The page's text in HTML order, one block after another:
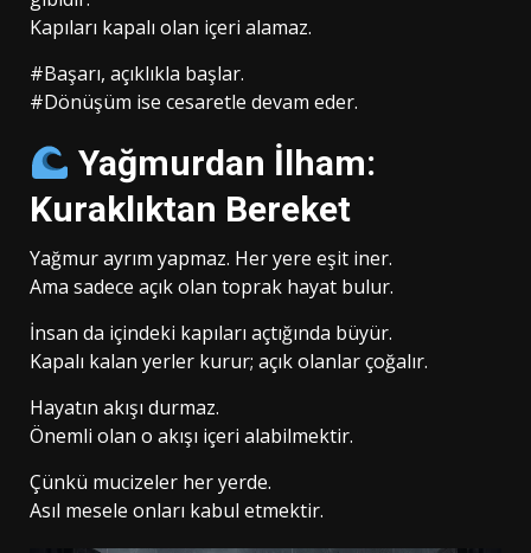
Kapıları kapalı olan içeri alamaz.
#Başarı, açıklıkla başlar.
#Dönüşüm ise cesaretle devam eder.
Yağmurdan İlham:
Kuraklıktan Bereket
Yağmur ayrım yapmaz. Her yere eşit iner.
Ama sadece açık olan toprak hayat bulur.
İnsan da içindeki kapıları açtığında büyür.
Kapalı kalan yerler kurur; açık olanlar çoğalır.
Hayatın akışı durmaz.
Önemli olan o akışı içeri alabilmektir.
Çünkü mucizeler her yerde.
Asıl mesele onları kabul etmektir.